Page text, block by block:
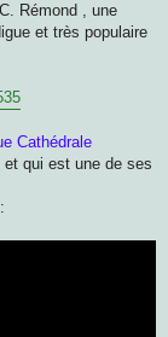
Rémond , une
et très populaire
Cathédrale
qui est une de ses